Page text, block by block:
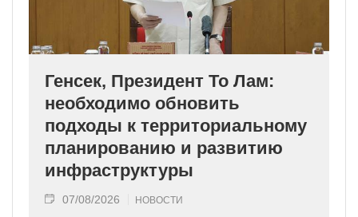
Генсек, Президент То Лам:
необходимо обновить
подходы к территориальному
планированию и развитию
инфраструктуры
07/08/2026 НОВОСТИ